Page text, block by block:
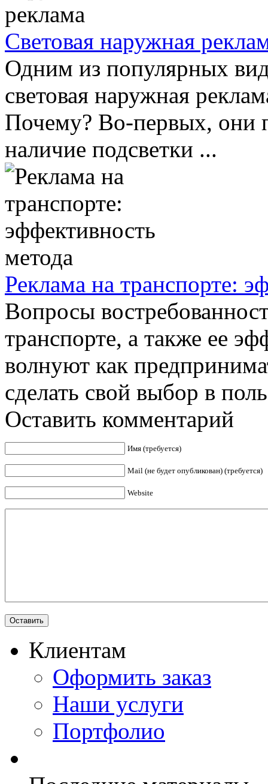
Световая наружная
Одним из популярных
световая наружная
Почему? Во-первых, они
наличие подсветки ...
Реклама на транспорте:
Вопросы
транспорте, а также ее
волнуют как
сделать свой выбор в
Оставить комментарий
Имя (требуется)
Mail (не будет опубликован) (требуется)
Website
Клиентам
Оформить заказ
Наши услуги
Портфолио